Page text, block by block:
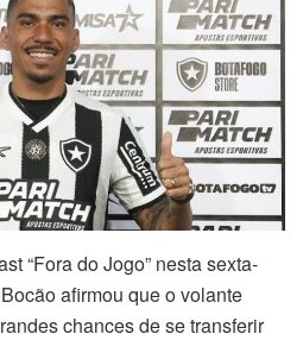
“Fora do Jogo” nesta sexta-
afirmou que o volante
chances de se transferir